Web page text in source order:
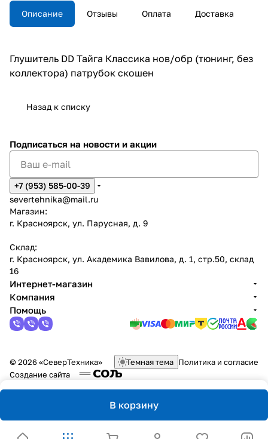
Описание Отзывы Оплата Доставка
Глушитель DD Тайга Классика нов/обр (тюнинг, без
коллектора) патрубок скошен
Назад к списку
В корзину
Подписаться на новости и акции
+7 (953) 585-00-39
severtehnika@mail.ru
Магазин:
г. Красноярск, ул. Парусная, д. 9
Склад:
г. Красноярск, ул. Академика Вавилова, д. 1, стр.50, склад
16
Интернет-магазин
Компания
Помощь
© 2026 «СеверТехника» Темная тема Политика и согласие
Создание сайта